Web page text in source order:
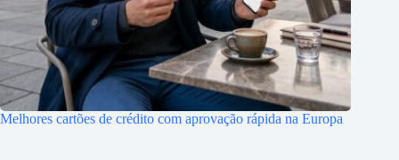
Melhores cartões de crédito com aprovação rápida na Europa